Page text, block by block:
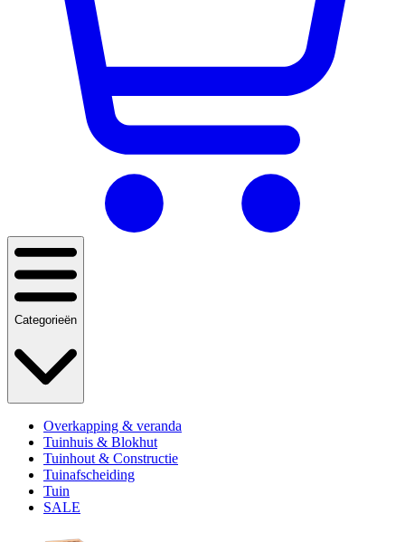
Categorieën
Overkapping & veranda
Tuinhuis & Blokhut
Tuinhout & Constructie
Tuinafscheiding
Tuin
SALE